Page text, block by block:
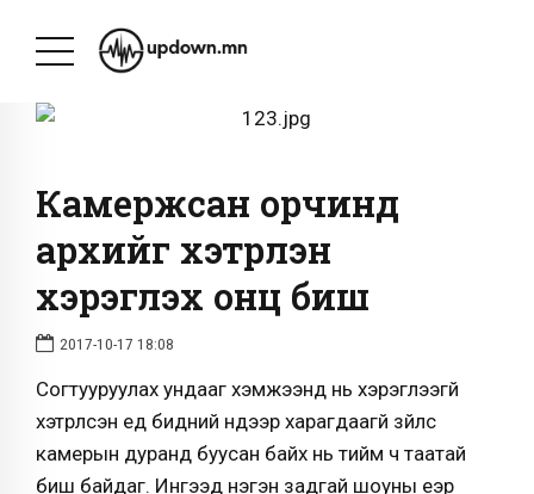
Камержсан орчинд
архийг хэтрүүлэн
хэрэглэх онц биш
2017-10-17 18:08
Согтууруулах ундааг хэмжээнд нь хэрэглээгүй
хэтрүүлсэн үед бидний нүдээр харагдаагүй зүйлс
камерын дуранд буусан байх нь тийм ч таатай
биш байдаг. Ингээд нэгэн задгай шоуны үеэр